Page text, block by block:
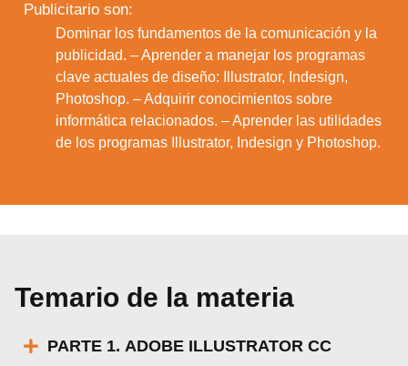
Publicitario son:
Dominar los fundamentos de la comunicación y la
publicidad. – Aprender a manejar los programas
clave actuales de diseño: Illustrator, Indesign,
Photoshop. – Adquirir conocimientos sobre
informática relacionados. – Aprender las utilidades
de los programas Illustrator, Indesign y Photoshop.
Temario de la materia
PARTE 1. ADOBE ILLUSTRATOR CC